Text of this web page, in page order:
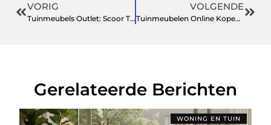
VORIG
Tuinmeubels Outlet: Scoor Tuinsets met Korting
VOLGENDE
Tuinmeubelen Online Kopen: De Perfecte Loungeset voor Jouw Buitenruimte
Gerelateerde Berichten
WONING EN TUIN